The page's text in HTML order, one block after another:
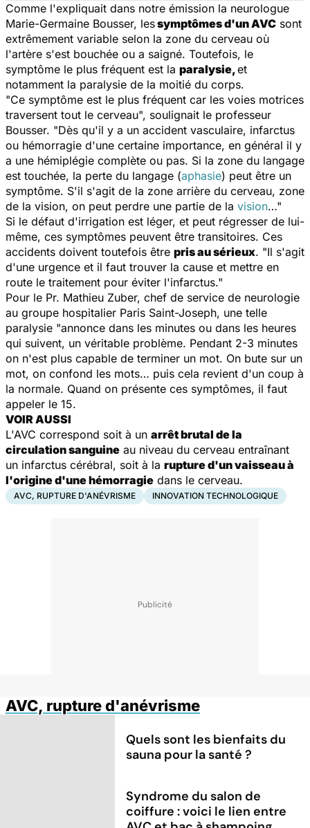
Comme l'expliquait dans notre émission la neurologue
Marie-Germaine Bousser, lessymptômes d'un AVC sont
extrêmement variable selon la zone du cerveau où
l'artère s'est bouchée ou a saigné. Toutefois, le
symptôme le plus fréquent est la paralysie,et
notamment la paralysie de la moitié du corps.
"Ce symptôme est le plus fréquent car les voies motrices
traversent tout le cerveau", soulignait le professeur
Bousser. "Dès qu'il y a un accident vasculaire, infarctus
ou hémorragie d'une certaine importance, en général il y
a une hémiplégie complète ou pas. Si la zone du langage
est touchée, la perte du langage (aphasie) peut être un
symptôme. S'il s'agit de la zone arrière du cerveau, zone
de la vision, on peut perdre une partie de la vision…"
Si le défaut d'irrigation est léger, et peut régresser de lui-
même, ces symptômes peuvent être transitoires. Ces
accidents doivent toutefois être pris au sérieux. "Il s'agit
d'une urgence et il faut trouver la cause et mettre en
route le traitement pour éviter l'infarctus."
Pour le Pr. Mathieu Zuber, chef de service de neurologie
au groupe hospitalier Paris Saint-Joseph, une telle
paralysie "annonce dans les minutes ou dans les heures
qui suivent, un véritable problème. Pendant 2-3 minutes
on n'est plus capable de terminer un mot. On bute sur un
mot, on confond les mots… puis cela revient d'un coup à
la normale. Quand on présente ces symptômes, il faut
appeler le 15.
VOIR AUSSI
L'AVC correspond soit à un arrêt brutal de la
circulation sanguine au niveau du cerveau entraînant
un infarctus cérébral, soit à la rupture d'un vaisseau à
l'origine d'une hémorragie dans le cerveau.
AVC, RUPTURE D'ANÉVRISME INNOVATION TECHNOLOGIQUE
AVC, rupture d'anévrisme
Quels sont les bienfaits du
sauna pour la santé ?
Syndrome du salon de
coiffure : voici le lien entre